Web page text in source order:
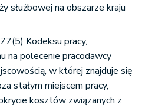
służbowej na obszarze kraju
Kodeksu pracy,
na polecenie pracodawcy
w której znajduje się
stałym miejscem pracy,
kosztów związanych z